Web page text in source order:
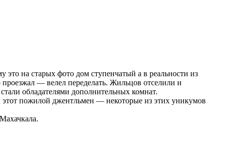
на старых фото дом ступенчатый а в реальности из
— велел переделать. Жильцов отселили и
обладателями дополнительных комнат.
пожилой джентльмен — некоторые из этих уникумов